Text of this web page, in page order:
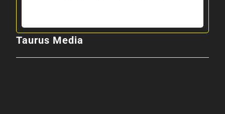
Taurus Media